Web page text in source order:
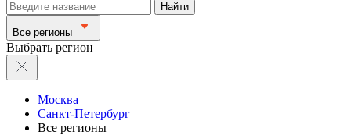
Найти
Все регионы
Выбрать регион
Москва
Санкт-Петербург
Все регионы